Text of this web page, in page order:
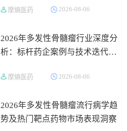
摩熵医药 2026-08-06
2026年多发性骨髓瘤行业深度分
析：标杆药企案例与技术迭代研
摩熵医药 2026-08-06
2026年多发性骨髓瘤流行病学趋
势及热门靶点药物市场表现洞察